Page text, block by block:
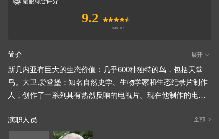
猫眼综合评分
9.2
简介 展开
新几内亚有巨大的生态价值：几乎600种独特的鸟，包括天堂
鸟。大卫.爱登堡：知名自然史学、生物学家和生态纪录片制作
人，创作了一系列具有热烈反响的电视片。现在他制作的电视
在学术上也是各院校，科研机构用于教学和研究的必备资料。
演职人员 全部